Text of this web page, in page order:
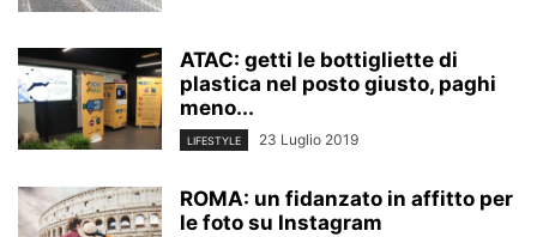
ATAC: getti le bottigliette di
plastica nel posto giusto, paghi
meno...
LIFESTYLE 23 Luglio 2019
ROMA: un fidanzato in affitto per
le foto su Instagram